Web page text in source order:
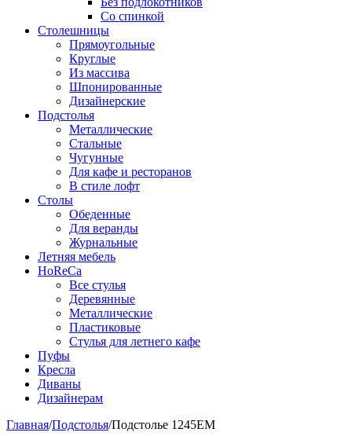
Со спинкой
Столешницы
Прямоугольные
Круглые
Из массива
Шпонированные
Дизайнерские
Подстолья
Металлические
Стальные
Чугунные
Для кафе и ресторанов
В стиле лофт
Столы
Обеденные
Для веранды
Журнальные
Летняя мебель
HoReCa
Все стулья
Деревянные
Металлические
Пластиковые
Стулья для летнего кафе
Пуфы
Кресла
Диваны
Дизайнерам
Главная/Подстолья/Подстолье 1245EM